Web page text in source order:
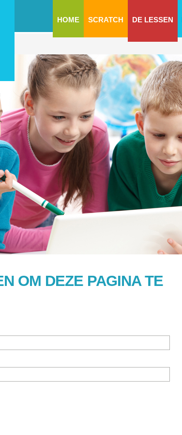
HOME SCRATCH DE LESSEN
OM DEZE PAGINA TE